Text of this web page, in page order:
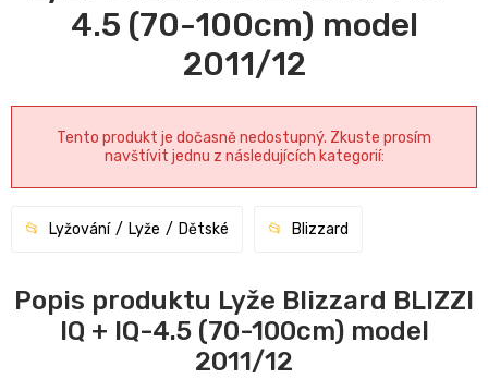
4.5 (70-100cm) model
2011/12
Tento produkt je dočasně nedostupný. Zkuste prosím
navštívit jednu z následujících kategorií:
Lyžování Lyže Dětské Blizzard
Popis produktu Lyže Blizzard BLIZZI
IQ + IQ-4.5 (70-100cm) model
2011/12